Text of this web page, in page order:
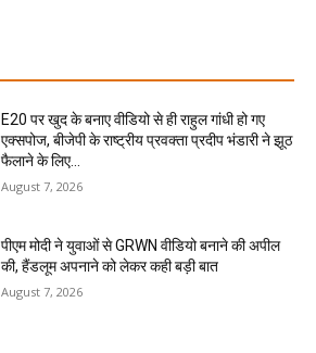
E20 पर खुद के बनाए वीडियो से ही राहुल गांधी हो गए
एक्सपोज, बीजेपी के राष्ट्रीय प्रवक्ता प्रदीप भंडारी ने झूठ
फैलाने के लिए...
August 7, 2026
पीएम मोदी ने युवाओं से GRWN वीडियो बनाने की अपील
की, हैंडलूम अपनाने को लेकर कही बड़ी बात
August 7, 2026